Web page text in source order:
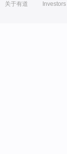
关于有道 Investors